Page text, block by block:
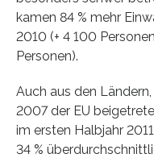
kamen 84 % mehr
2010 (+ 4 100
Personen).
Auch aus den
2007 der EU
im ersten Halbjahr
34 %